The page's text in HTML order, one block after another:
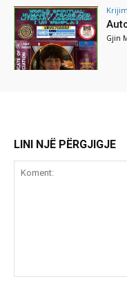
Gjin
LINI NJË PËRGJIGJE